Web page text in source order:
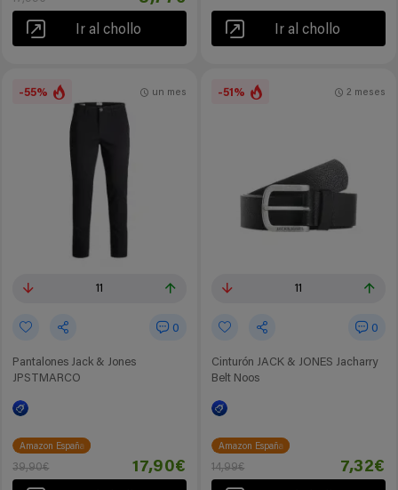
Ir al chollo Ir al chollo
-55%
11
0
Pantalones Jack & Jones
JPSTMARCO
un mes
Amazon España
39,90€ 17,90€
-51%
11
0
Cinturón JACK & JONES Jacharry
Belt Noos
2 meses
Amazon España
14,99€ 7,32€